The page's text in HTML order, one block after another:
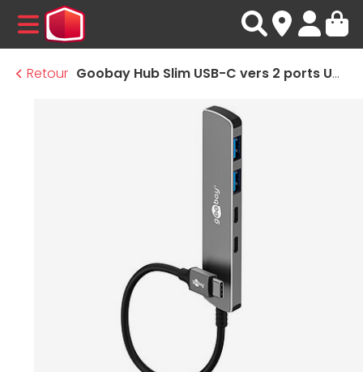
MENU
Retour
Goobay Hub Slim USB-C vers 2 ports USB-C 3.0 + 2 ports USB-A 3.0